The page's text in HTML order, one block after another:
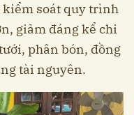
kiểm soát quy trình
giảm đáng kể chi
phân bón, đồng
tài nguyên.